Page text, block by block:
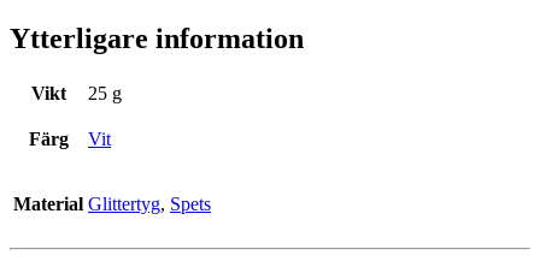
Ytterligare information
Vikt 25 g
Färg Vit
Material Glittertyg, Spets